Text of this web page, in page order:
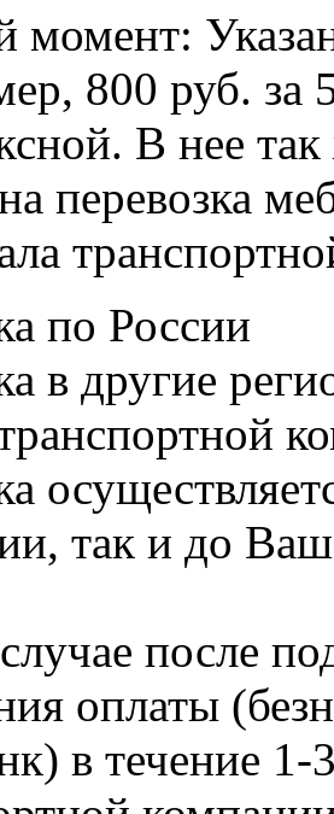
800 руб. за
В нее
перевозка
по России
в другие
так и до
после
оплаты
в течение